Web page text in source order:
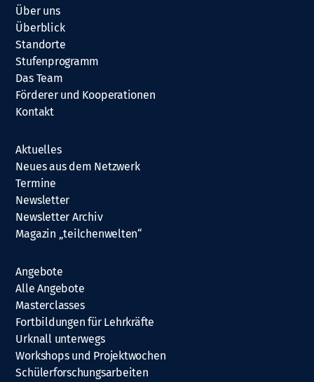
Über uns
Überblick
Standorte
Stufenprogramm
Das Team
Förderer und Kooperationen
Kontakt
Aktuelles
Neues aus dem Netzwerk
Termine
Newsletter
Newsletter Archiv
Magazin „teilchenwelten“
Angebote
Alle Angebote
Masterclasses
Fortbildungen für Lehrkräfte
Urknall unterwegs
Workshops und Projektwochen
Schülerforschungsarbeiten